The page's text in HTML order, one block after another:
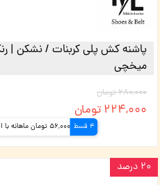
میخچی
۲۸۰,۰۰۰ تومان
۲۲۴,۰۰۰ تومان
4 قسط 56,000 تومان ماهانه با اسنپ‌پی (بدون کارمزد)
۲۰ درصد